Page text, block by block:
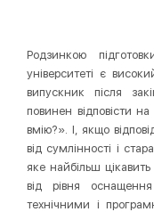
Родзинкою
університеті є
випускник після
повинен відповісти
вмію?». І, якщо
від сумлінності і
яке найбільш
від рівня
технічними і